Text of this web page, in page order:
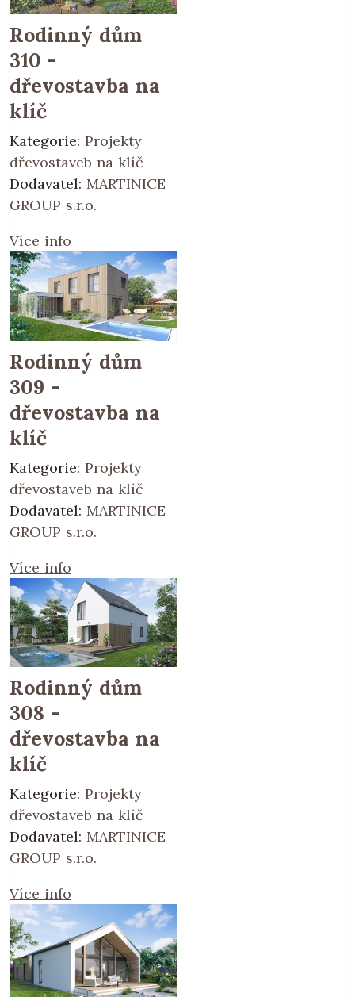
Rodinný dům
310 -
dřevostavba na
klíč
Kategorie: Projekty
dřevostaveb na klíč
Dodavatel: MARTINICE
GROUP s.r.o.
Více info
Rodinný dům
309 -
dřevostavba na
klíč
Kategorie: Projekty
dřevostaveb na klíč
Dodavatel: MARTINICE
GROUP s.r.o.
Více info
Rodinný dům
308 -
dřevostavba na
klíč
Kategorie: Projekty
dřevostaveb na klíč
Dodavatel: MARTINICE
GROUP s.r.o.
Více info